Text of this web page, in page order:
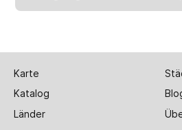
Karte
Katalog
Länder